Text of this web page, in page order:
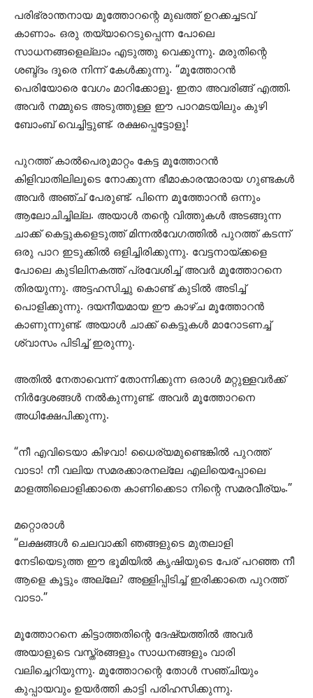
പരിഭ്രാന്തനായ മൂത്തോറന്റെ മുഖത്ത് ഉറക്കച്ചടവ്
കാണാം. ഒരു തയ്യാറെടുപ്പെന്ന പോലെ
സാധനങ്ങളെല്ലാം എടുത്തു വെക്കുന്നു. മരുതിന്റെ
ശബ്ദ്ദം ദൂരെ നിന്ന് കേൾക്കുന്നു. “മൂത്തോറൻ
പെരിയോരെ വേഗം മാറിക്കോളൂ. ഇതാ അവരിങ്ങ് എത്തി.
അവർ നമ്മുടെ അടുത്തുള്ള ഈ പാറമടയിലും കുഴി
ബോംബ് വെച്ചിട്ടുണ്ട്. രക്ഷപ്പെട്ടോളൂ!
പുറത്ത് കാൽപെരുമാറ്റം കേട്ട മൂത്തോറൻ
കിളിവാതിലിലൂടെ നോക്കുന്ന ഭീമാകാരന്മാരായ ഗുണ്ടകൾ
അവ‍ർ അഞ്ച് പേരുണ്ട്. പിന്നെ മൂത്തോറൻ ഒന്നും
ആലോചിച്ചില്ല. അയാൾ തന്റെ വിത്തുകൾ അടങ്ങുന്ന
ചാക്ക് കെട്ടുകളെടുത്ത് മിന്നൽവേഗത്തിൽ പുറത്ത് കടന്ന്
ഒരു പാറ ഇടുക്കിൽ ഒളിച്ചിരിക്കുന്നു. വേട്ടനായ്ക്കളെ
പോലെ കുടിലിനകത്ത് പ്രവേശിച്ച് അവർ മൂത്തോറനെ
തിരയുന്നു. അട്ടഹസിച്ചു കൊണ്ട് കുടിൽ അടിച്ച്
പൊളിക്കുന്നു. ദയനീയമായ ഈ കാഴ്ച മൂത്തോറൻ
കാണുന്നുണ്ട്. അയാൾ ചാക്ക് കെട്ടുകൾ മാറോടണച്ച്
ശ്വാസം പിടിച്ച് ഇരുന്നു.
അതിൽ നേതാവെന്ന് തോന്നിക്കുന്ന ഒരാൾ മറ്റുള്ളവർക്ക്
നിർദ്ദേശങ്ങൾ നൽകുന്നുണ്ട്. അവർ മൂത്തോറനെ
അധിക്ഷേപിക്കുന്നു.
“നീ എവിടെയാ കിഴവാ! ധൈര്യമുണ്ടെങ്കിൽ പുറത്ത്
വാടാ! നീ വലിയ സമരക്കാരനല്ലേ എലിയെപ്പോലെ
മാളത്തിലൊളിക്കാതെ കാണിക്കെടാ നിന്റെ സമരവീര്യം.”
മറ്റൊരാൾ
“ലക്ഷങ്ങൾ ചെലവാക്കി ഞങ്ങളുടെ മുതലാളി
നേടിയെടുത്ത ഈ ഭൂമിയിൽ കൃഷിയുടെ പേര് പറഞ്ഞ നീ
ആളെ കൂട്ടും അല്ലേ? അള്ളിപ്പിടിച്ച് ഇരിക്കാതെ പുറത്ത്
വാടാ.”
മൂത്തോറനെ കിട്ടാത്തതിന്റെ ദേഷ്യത്തിൽ അവർ
അയാളുടെ വസ്ത്രങ്ങളും സാധനങ്ങളും വാരി
വലിച്ചെറിയുന്നു. മൂത്തോറന്റെ തോൾ സഞ്ചിയും
കുപ്പായവും ഉയർത്തി കാട്ടി പരിഹസിക്കുന്നു.